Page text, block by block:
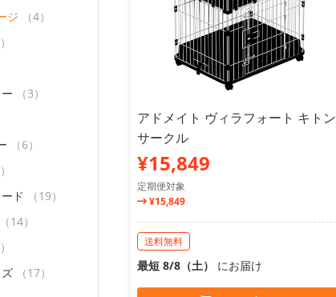
ジ
（4）
（3）
（6）
ド
（19）
（14）
（17）
アドメイト ヴィラフォート キトン
サークル
¥15,849
定期便対象
¥15,849
送料無料
最短 8/8（土） にお届け